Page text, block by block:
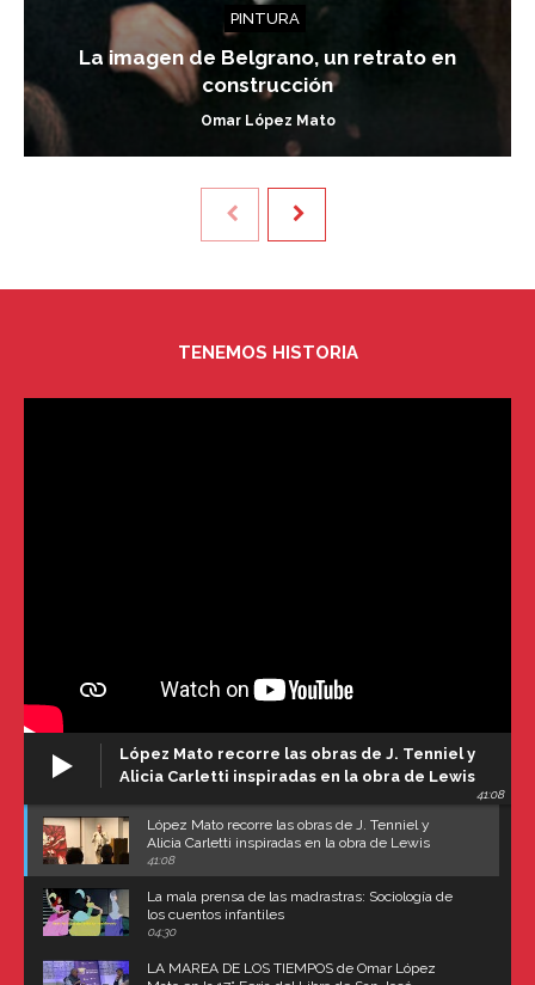
PINTURA
La imagen de Belgrano, un retrato en
construcción
Omar López Mato
TENEMOS HISTORIA
López Mato recorre las obras de J. Tenniel y
Alicia Carletti inspiradas en la obra de Lewis
41:08
López Mato recorre las obras de J. Tenniel y
Alicia Carletti inspiradas en la obra de Lewis
Carroll
41:08
La mala prensa de las madrastras: Sociología de
los cuentos infantiles
04:30
LA MAREA DE LOS TIEMPOS de Omar López